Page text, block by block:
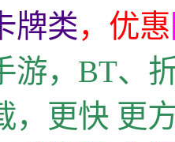
牌类， 优惠
游，BT、
，更快 更